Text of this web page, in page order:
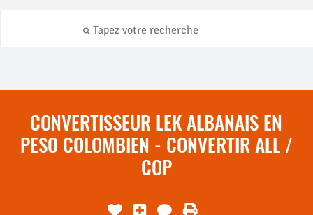
CONVERTISSEUR LEK ALBANAIS EN
PESO COLOMBIEN - CONVERTIR ALL /
COP